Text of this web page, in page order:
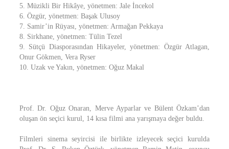
5. Müzikli Bir Hikâye, yönetmen: Jale İncekol
6. Özgür, yönetmen: Başak Ulusoy
7. Samir’in Rüyası, yönetmen: Armağan Pekkaya
8. Sirkhane, yönetmen: Tülin Tezel
9. Sütçü Diasporasından Hikayeler, yönetmen: Özgür Atlagan,
Onur Gökmen, Vera Ryser
10. Uzak ve Yakın, yönetmen: Oğuz Makal
Prof. Dr. Oğuz Onaran, Merve Ayparlar ve Bülent Özkam’dan
oluşan ön seçici kurul, 14 kısa filmi ana yarışmaya değer buldu.
Filmleri sinema seyircisi ile birlikte izleyecek seçici kurulda